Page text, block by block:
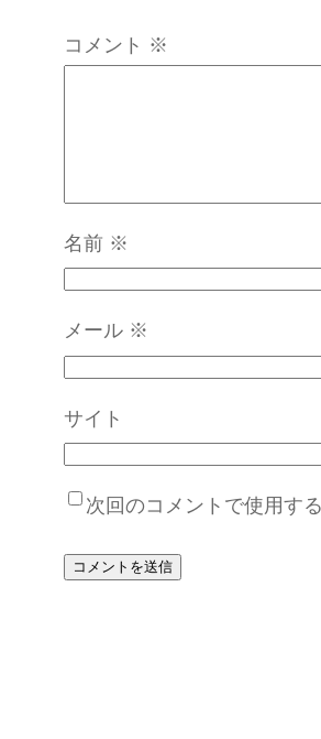
コメント ※
名前 ※
メール ※
サイト
次回のコメントで使用す